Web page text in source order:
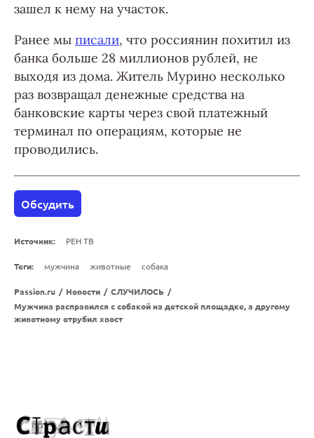
зашел к нему на участок.
Ранее мы писали, что россиянин похитил из
банка больше 28 миллионов рублей, не
выходя из дома. Житель Мурино несколько
раз возвращал денежные средства на
банковские карты через свой платежный
терминал по операциям, которые не
проводились.
Обсудить
Источник: РЕН ТВ
Теги: мужчина животные собака
Passion.ru / Новости / СЛУЧИЛОСЬ /
Мужчина расправился с собакой на детской площадке, а другому
животному отрубил хвост